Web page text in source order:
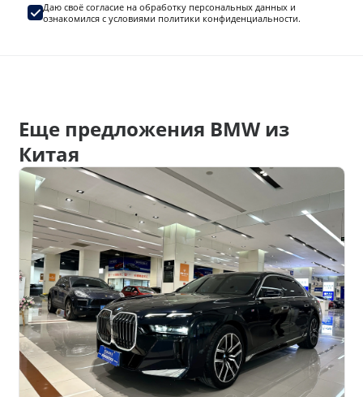
Даю своё согласие на обработку персональных данныхи
ознакомился с условиями политики конфиденциальности.
Еще предложения BMW из
Китая